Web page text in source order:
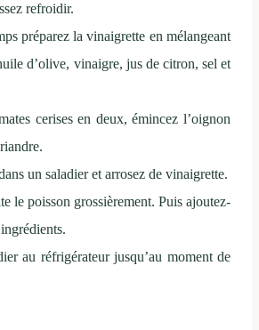
refroidir.
préparez la vinaigrette en mélangeant
d’olive, vinaigre, jus de citron, sel et
cerises en deux, émincez l’oignon
un saladier et arrosez de vinaigrette.
le poisson grossièrement. Puis ajoutez-
au réfrigérateur jusqu’au moment de